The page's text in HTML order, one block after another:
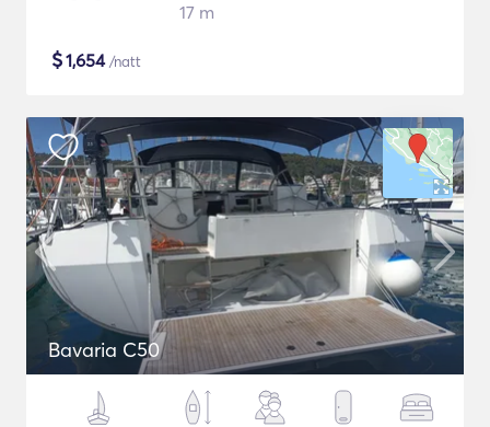
17 m
$1,654/natt
Bavaria C50